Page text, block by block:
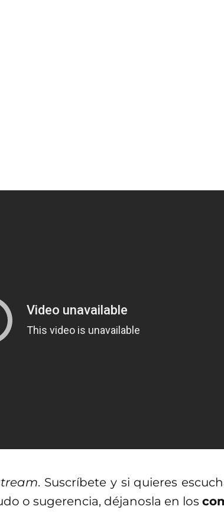
. Suscríbete y si quieres
o sugerencia, déjanosla en los